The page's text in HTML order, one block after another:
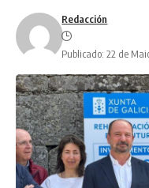
Redacción
Publicado: 22 de